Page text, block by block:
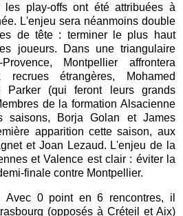
les play-offs ont été attribuées à
L'enjeu sera néanmoins double
de tête : terminer le plus haut
joueurs. Dans une triangulaire
Montpellier affrontera
étrangères, Mohamed
Parker (qui feront leurs grands
de la formation Alsacienne
saisons, Borja Golan et James
apparition cette saison, aux
et Joan Lezaud. L'enjeu de la
et Valence est clair : éviter la
finale contre Montpellier.
Avec 0 point en 6 rencontres, il
(opposés à Créteil et Aix)